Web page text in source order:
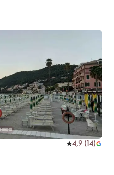
4,9 (14)